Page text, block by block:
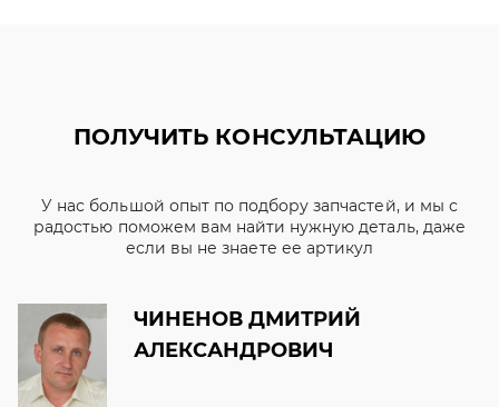
ПОЛУЧИТЬ КОНСУЛЬТАЦИЮ
У нас большой опыт по подбору запчастей, и мы с
радостью поможем вам найти нужную деталь, даже
если вы не знаете ее артикул
ЧИНЕНОВ ДМИТРИЙ
АЛЕКСАНДРОВИЧ